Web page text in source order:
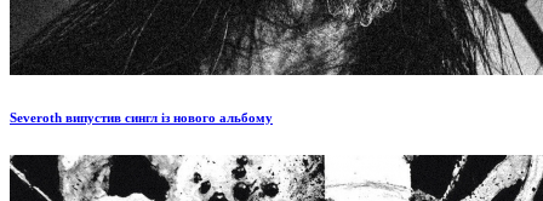
Severoth випустив сингл із нового альбому